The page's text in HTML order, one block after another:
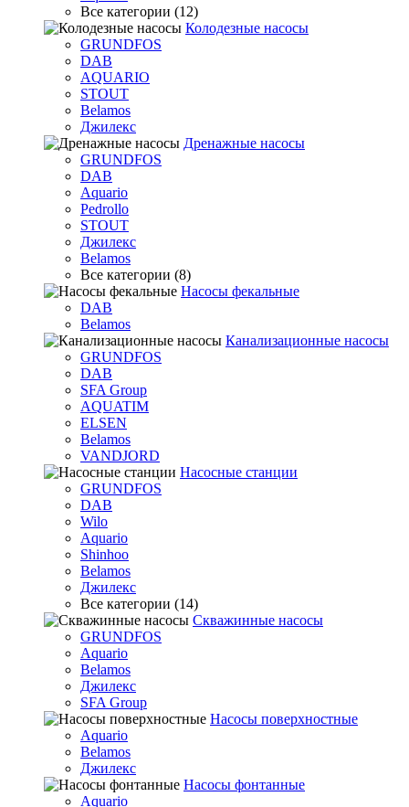
Все категории (12)
Колодезные насосы
GRUNDFOS
DAB
AQUARIO
STOUT
Belamos
Джилекс
Дренажные насосы
GRUNDFOS
DAB
Aquario
Pedrollo
STOUT
Джилекс
Belamos
Все категории (8)
Насосы фекальные
DAB
Belamos
Канализационные насосы
GRUNDFOS
DAB
SFA Group
AQUATIM
ELSEN
Belamos
VANDJORD
Насосные станции
GRUNDFOS
DAB
Wilo
Aquario
Shinhoo
Belamos
Джилекс
Все категории (14)
Скважинные насосы
GRUNDFOS
Aquario
Belamos
Джилекс
SFA Group
Насосы поверхностные
Aquario
Belamos
Джилекс
Насосы фонтанные
Aquario